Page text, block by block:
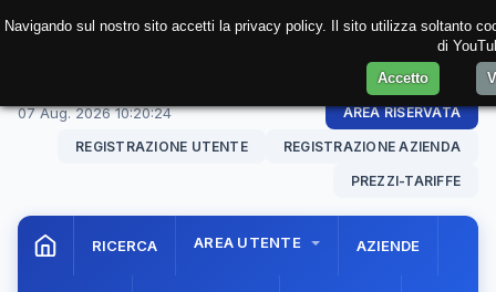
07 Aug. 202610:20:24 AREA RISERVATA
REGISTRAZIONE UTENTE REGISTRAZIONE AZIENDA
PREZZI-TARIFFE
RICERCA AREA UTENTE AZIENDE
Navigando sul nostro sito accetti la privacy policy. Il sito utilizza soltanto
di
Accetto